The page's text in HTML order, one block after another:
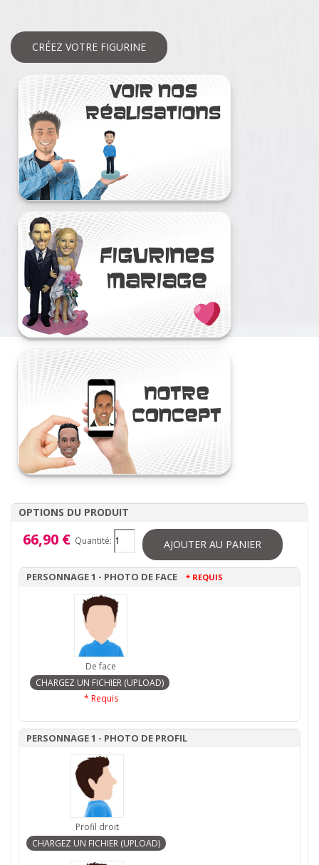
CRÉEZ VOTRE FIGURINE
OPTIONS DU PRODUIT
66,90 € Quantité: AJOUTER AU PANIER
PERSONNAGE 1 - PHOTO DE FACE * REQUIS
De face
* Requis
PERSONNAGE 1 - PHOTO DE PROFIL
Profil droit